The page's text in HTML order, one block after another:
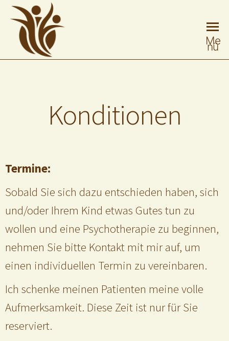
Psychotherapie
Me
Nü
Konditionen
Termine:
Sobald Sie sich dazu entschieden haben, sich
und/oder Ihrem Kind etwas Gutes tun zu
wollen und eine Psychotherapie zu beginnen,
nehmen Sie bitte Kontakt mit mir auf, um
einen individuellen Termin zu vereinbaren.
Ich schenke meinen Patienten meine volle
Aufmerksamkeit. Diese Zeit ist nur für Sie
reserviert.